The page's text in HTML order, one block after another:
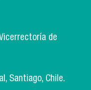
de
Santiago, Chile.